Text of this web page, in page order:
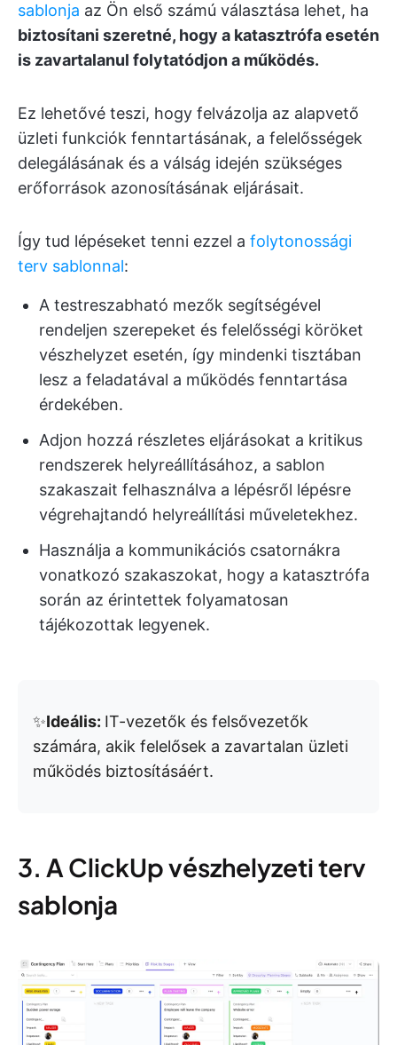
sablonja az Ön első számú választása lehet, ha
biztosítani szeretné, hogy a katasztrófa esetén
is zavartalanul folytatódjon a működés.
Ez lehetővé teszi, hogy felvázolja az alapvető
üzleti funkciók fenntartásának, a felelősségek
delegálásának és a válság idején szükséges
erőforrások azonosításának eljárásait.
Így tud lépéseket tenni ezzel a folytonossági
terv sablonnal:
A testreszabható mezők segítségével
rendeljen szerepeket és felelősségi köröket
vészhelyzet esetén, így mindenki tisztában
lesz a feladatával a működés fenntartása
érdekében.
Adjon hozzá részletes eljárásokat a kritikus
rendszerek helyreállításához, a sablon
szakaszait felhasználva a lépésről lépésre
végrehajtandó helyreállítási műveletekhez.
Használja a kommunikációs csatornákra
vonatkozó szakaszokat, hogy a katasztrófa
során az érintettek folyamatosan
tájékozottak legyenek.
✨Ideális: IT-vezetők és felsővezetők
számára, akik felelősek a zavartalan üzleti
működés biztosításáért.
3. A ClickUp vészhelyzeti terv
sablonja